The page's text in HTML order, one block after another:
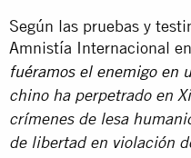
Según las pruebas y
Amnistía Internacional
fuéramos el enemigo en
chino ha perpetrado en
crímenes de lesa
de libertad en violación